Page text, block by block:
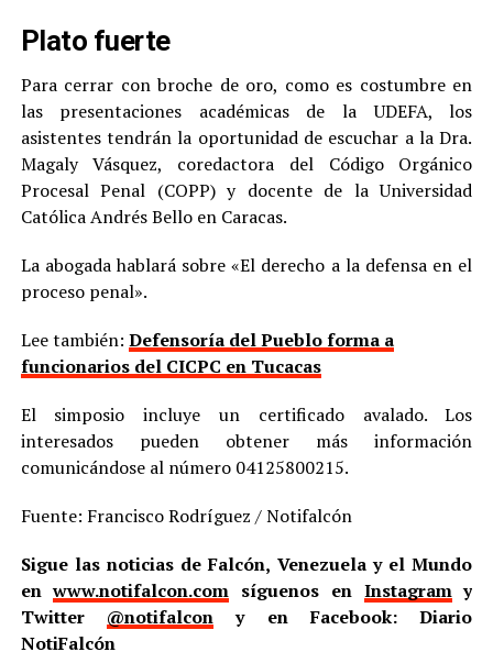
Plato fuerte
Para cerrar con broche de oro, como es costumbre en
las presentaciones académicas de la UDEFA, los
asistentes tendrán la oportunidad de escuchar a la Dra.
Magaly Vásquez, coredactora del Código Orgánico
Procesal Penal (COPP) y docente de la Universidad
Católica Andrés Bello en Caracas.
La abogada hablará sobre «El derecho a la defensa en el
proceso penal».
Lee también: Defensoría del Pueblo forma a
funcionarios del CICPC en Tucacas
El simposio incluye un certificado avalado. Los
interesados pueden obtener más información
comunicándose al número 04125800215.
Fuente: Francisco Rodríguez / Notifalcón
Sigue las noticias de Falcón, Venezuela y el Mundo
enwww.notifalcon.com síguenos en Instagramy
Twitter @notifalcon y en Facebook: Diario
NotiFalcón